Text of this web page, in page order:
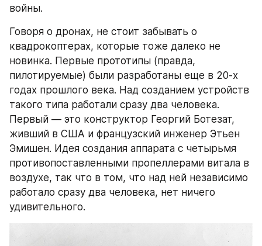
войны.
Говоря о дронах, не стоит забывать о
квадрокоптерах, которые тоже далеко не
новинка. Первые прототипы (правда,
пилотируемые) были разработаны еще в 20-х
годах прошлого века. Над созданием устройств
такого типа работали сразу два человека.
Первый — это конструктор Георгий Ботезат,
живший в США и французский инженер Этьен
Эмишен. Идея создания аппарата с четырьмя
противопоставленными пропеллерами витала в
воздухе, так что в том, что над ней независимо
работало сразу два человека, нет ничего
удивительного.